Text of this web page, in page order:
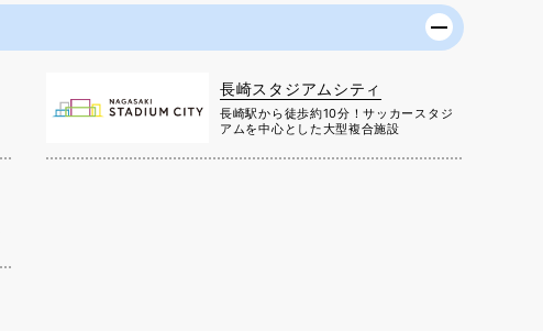
長崎スタジアムシティ
長崎駅から徒歩約10分！サッカースタジ
アムを中心とした大型複合施設